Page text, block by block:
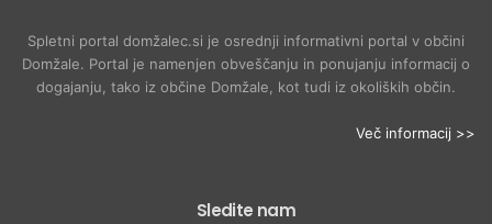
Spletni portal domžalec.si je osrednji informativni portal v občini
Domžale. Portal je namenjen obveščanju in ponujanju informacij o
dogajanju, tako iz občine Domžale, kot tudi iz okoliških občin.
Več informacij >>
Sledite nam